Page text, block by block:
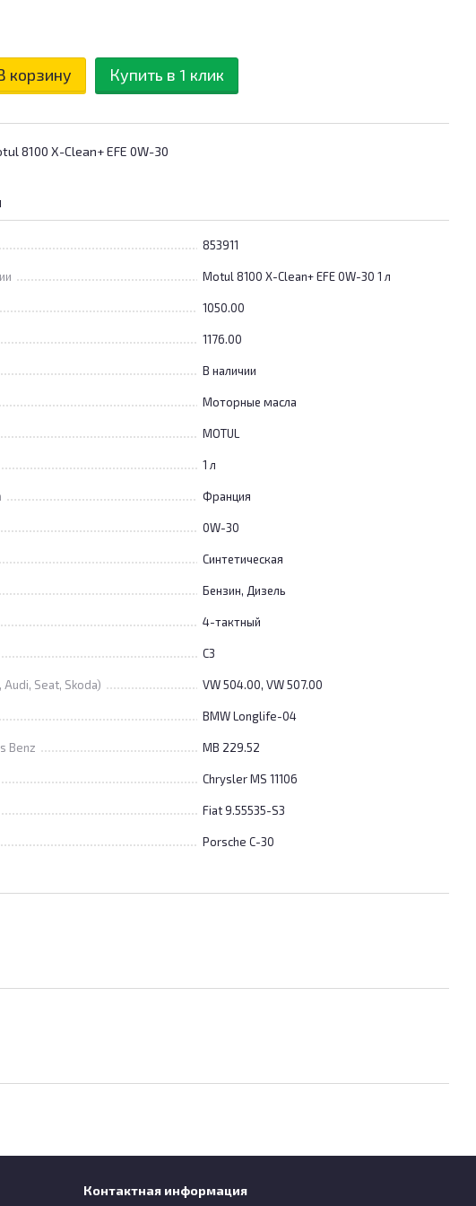
корзину Купить в 1 клик
8100 X-Clean+ EFE 0W-30
853911
Motul 8100 X-Clean+ EFE 0W-30 1 л
1050.00
1176.00
В наличии
Моторные масла
MOTUL
1 л
Франция
0W-30
Синтетическая
Бензин, Дизель
4-тактный
C3
Audi, Seat, Skoda) VW 504.00, VW 507.00
BMW Longlife-04
Benz MB 229.52
Chrysler MS 11106
Fiat 9.55535-S3
Porsche C-30
Контактная информация